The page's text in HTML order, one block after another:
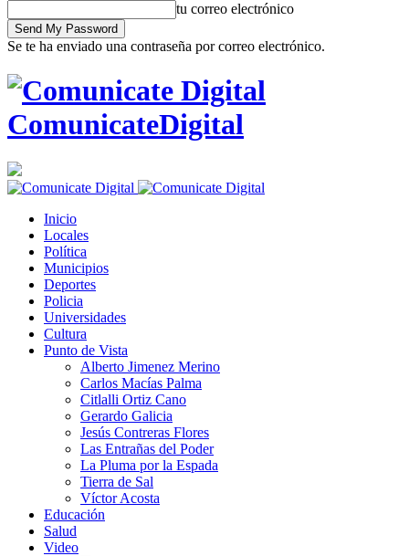
tu correo electrónico
Se te ha enviado una contraseña por correo electrónico.
ComunicateDigital
Inicio
Locales
Política
Municipios
Deportes
Policia
Universidades
Cultura
Punto de Vista
Alberto Jimenez Merino
Carlos Macías Palma
Citlalli Ortiz Cano
Gerardo Galicia
Jesús Contreras Flores
Las Entrañas del Poder
La Pluma por la Espada
Tierra de Sal
Víctor Acosta
Educación
Salud
Video